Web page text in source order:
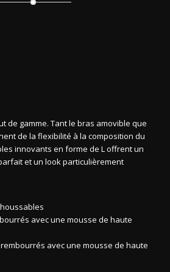
de gamme. Tant le bras amovible que
de la flexibilité à la composition du
innovants en forme de L offrent un
et un look particulièrement
avec une mousse de haute
avec une mousse de haute